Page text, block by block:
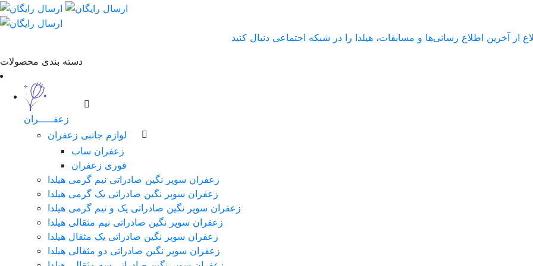
دسته بندی محصولات
زعفـــــران
لوازم جانبی زعفران
زعفران ساب
قوری زعفران
زعفران سوپر نگین صادراتی نیم گرمی هیلدا
زعفران سوپر نگین صادراتی یک گرمی هیلدا
زعفران سوپر نگین صادراتی یک و نیم گرمی هیلدا
زعفران سوپر نگین صادراتی نیم مثقالی هیلدا
زعفران سوپر نگین صادراتی یک مثقال هیلدا
زعفران سوپر نگین صادراتی دو مثقالی هیلدا